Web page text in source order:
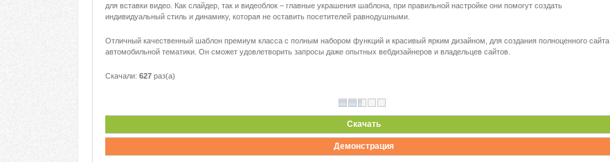
для вставки видео. Как слайдер, так и видеоблок – главные украшения шаблона, при правильной настройке они помогут создать
индивидуальный стиль и динамику, которая не оставить посетителей равнодушными.
Отличный качественный шаблон премиум класса с полным набором функций и красивый ярким дизайном, для создания полноценного сайта
автомобильной тематики. Он сможет удовлетворить запросы даже опытных вебдизайнеров и владельцев сайтов.
Скачали: 627 раз(а)
Скачать
Демонстрация